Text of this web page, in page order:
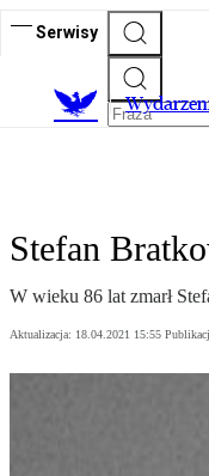
Serwisy
Stefan
W wieku 86 lat zmarł
Aktualizacja: 18.04.2021 15:55